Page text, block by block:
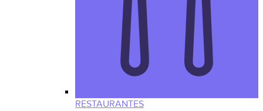
RESTAURANTES